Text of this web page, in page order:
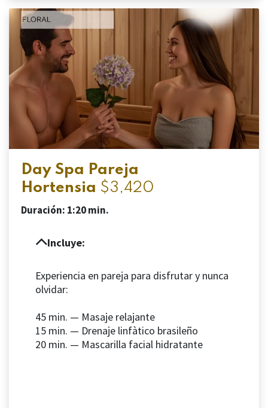
Day Spa Pareja
Hortensia $3,420
Duración: 1:20 min.
Incluye:
Experiencia en pareja para disfrutar y nunca
olvidar:
45 min. — Masaje relajante
15 min. — Drenaje linfàtico brasileño
20 min. — Mascarilla facial hidratante